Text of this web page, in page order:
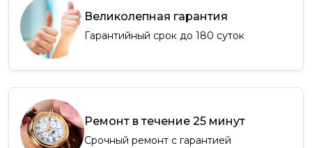
Великолепная гарантия
Гарантийный срок до 180 суток
Ремонт в течение 25 минут
Срочный ремонт с гарантией